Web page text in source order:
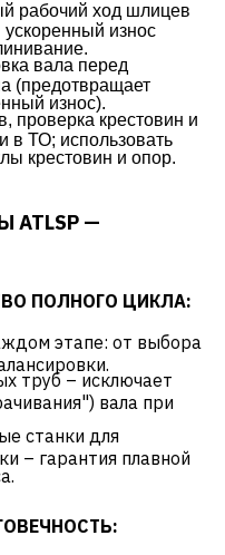
рабочий ход шлицев
износ
вала перед
(предотвращает
износ).
проверка крестовин и
в ТО; использовать
крестовин и опор.
ATLSP —
ПОЛНОГО ЦИКЛА:
этапе: от выбора
труб – исключает
вала при
станки для
– гарантия плавной